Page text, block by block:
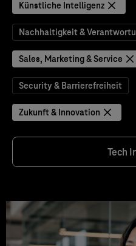
Künstliche Intelligenz
Nachhaltigkeit &
Sales, Marketing & Service
Security & Barrierefreiheit
Zukunft & Innovation
Tech